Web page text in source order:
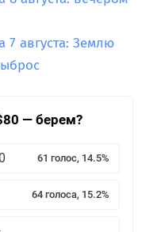
7 августа: Землю
— берем?
61 голос, 14.5%
64 голоса, 15.2%